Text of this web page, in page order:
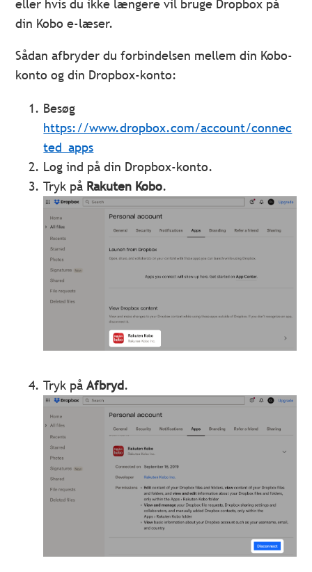
eller hvis du ikke længere vil bruge Dropbox på
din Kobo e-læser.
Sådan afbryder du forbindelsen mellem din Kobo-
konto og din Dropbox-konto:
Besøg
https://www.dropbox.com/account/connec
ted_apps
Log ind på din Dropbox-konto.
Tryk på Rakuten Kobo.
Tryk påAfbryd.